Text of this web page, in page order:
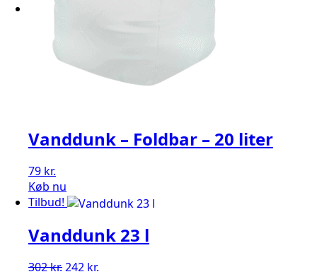
Vanddunk – Foldbar – 20 liter
79 kr.
Køb nu
Tilbud!
Vanddunk 23 l
302kr. Den
242 kr.